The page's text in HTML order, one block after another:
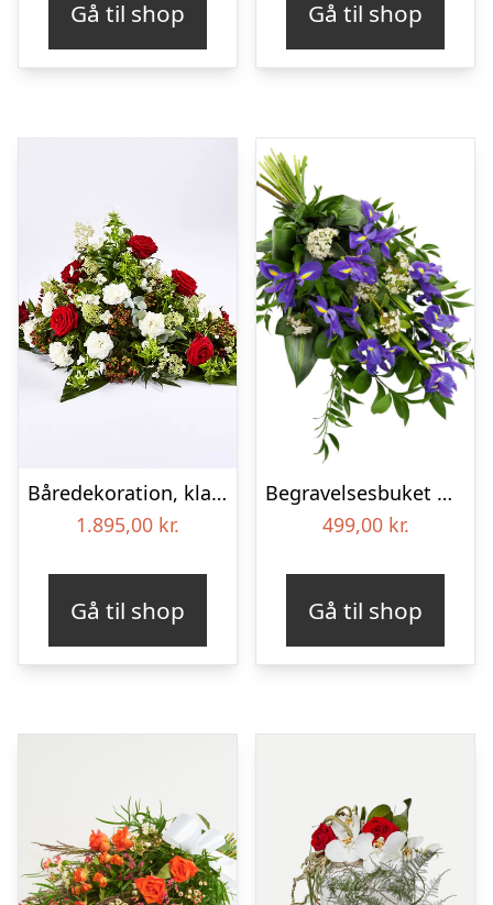
Gå til shop Gå til shop
Båredekoration, klassisk – Blomster til begravelse
1.895,00 kr.
Gå til shop
Begravelses­buket med iris
499,00 kr.
Gå til shop